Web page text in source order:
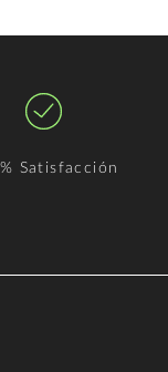
Satisfacción